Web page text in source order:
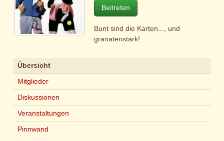
Beitreten
Bunt sind die Karten..., und
granatenstark!
Übersicht
Mitglieder
Diskussionen
Veranstaltungen
Pinnwand